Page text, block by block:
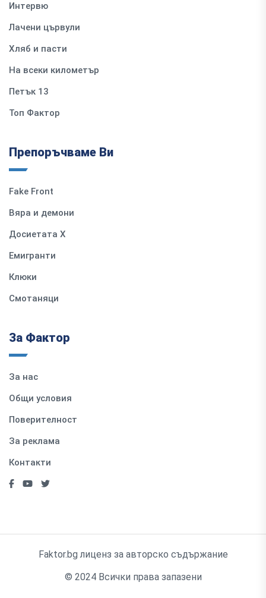
Интервю
Лачени цървули
Хляб и пасти
На всеки километър
Петък 13
Топ Фактор
Препоръчваме Ви
Fake Front
Вяра и демони
Досиетата Х
Емигранти
Клюки
Смотаняци
За Фактор
За нас
Общи условия
Поверителност
За реклама
Контакти
Faktor.bg лиценз за авторско съдържание
© 2024 Всички права запазени